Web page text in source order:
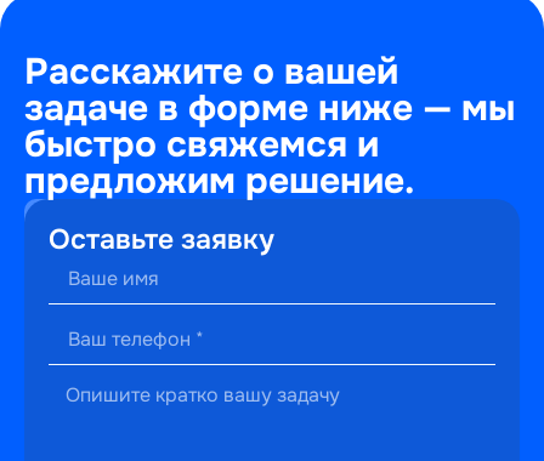
Расскажите о вашей
задаче в форме ниже — мы
быстро свяжемся и
предложим решение.
(495)
241-
22-
59
г. Москва,
ул.
Оставьте заявку